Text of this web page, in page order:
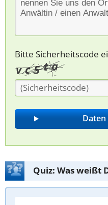
Bitte Sicherheitscode
Quiz: Was weißt